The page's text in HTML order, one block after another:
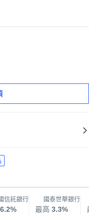
信託銀行
6.2%
國泰世華銀行
最高 3.3% 最